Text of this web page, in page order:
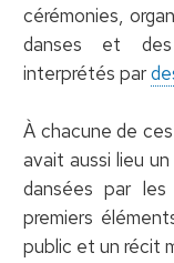
cérémonies,
danses et des
interprétés par
À chacune de
avait aussi lieu
dansées par
premiers
public et un récit